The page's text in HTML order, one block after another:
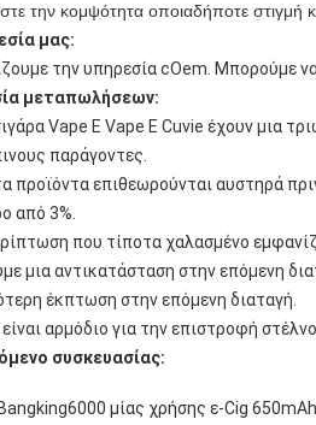
την κομψότητα οποιαδήποτε στιγμή
μας:
την υπηρεσία cOem. Μπορούμε
μεταπωλήσεων:
Vape Ε Vape Ε Cuvie έχουν μια
παράγοντες.
προϊόντα επιθεωρούνται αυστηρά
από 3%.
που τίποτα χαλασμένο
μια αντικατάσταση στην επόμενη
έκπτωση στην επόμενη διαταγή.
αρμόδιο για την επιστροφή
συσκευασίας:
μίας χρήσης ε-Cig 650mAh